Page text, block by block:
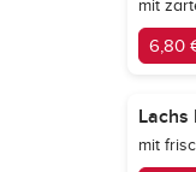
mit
6,80
Lachs
mit